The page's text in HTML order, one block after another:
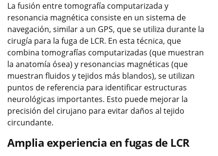
La fusión entre tomografía computarizada y
resonancia magnética consiste en un sistema de
navegación, similar a un GPS, que se utiliza durante la
cirugía para la fuga de LCR. En esta técnica, que
combina tomografías computarizadas (que muestran
la anatomía ósea) y resonancias magnéticas (que
muestran fluidos y tejidos más blandos), se utilizan
puntos de referencia para identificar estructuras
neurológicas importantes. Esto puede mejorar la
precisión del cirujano para evitar daños al tejido
circundante.
Amplia experiencia en fugas de LCR